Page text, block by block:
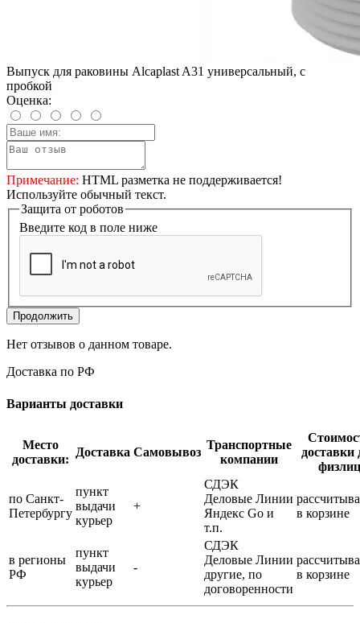
Выпуск для раковины Alcaplast A31 универсальный, с
пробкой
Оценка:
Примечание: HTML разметка не поддерживается!
Используйте обычный текст.
Защита от роботов
Введите код в поле ниже
Продолжить
Нет отзывов о данном товаре.
Доставка по РФ
Варианты доставки
Место
доставки:
Доставка Самовывоз
Транспортные
компании
доставки
физлиц
по Санкт-
Петербургу
пункт
выдачи
курьер
+
СДЭК
Деловые Линии
Яндекс Go и
т.п.
в корзине
в регионы
РФ
пункт
выдачи
курьер
-
СДЭК
Деловые Линии
другие, по
договоренности
в корзине